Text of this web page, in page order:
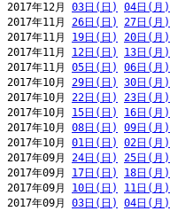
2017年12月 03日(日) 04日(月)
2017年11月 26日(日) 27日(月)
2017年11月 19日(日) 20日(月)
2017年11月 12日(日) 13日(月)
2017年11月 05日(日) 06日(月)
2017年10月 29日(日) 30日(月)
2017年10月 22日(日) 23日(月)
2017年10月 15日(日) 16日(月)
2017年10月 08日(日) 09日(月)
2017年10月 01日(日) 02日(月)
2017年09月 24日(日) 25日(月)
2017年09月 17日(日) 18日(月)
2017年09月 10日(日) 11日(月)
2017年09月 03日(日) 04日(月)